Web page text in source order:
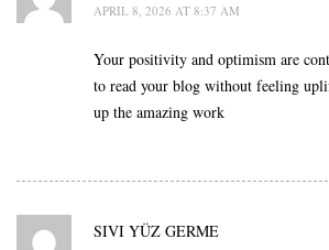
APRIL 8, 2026 AT 8:37 AM
Your positivity and optimism are
to read your blog without feeling
up the amazing work
SIVI YÜZ GERME